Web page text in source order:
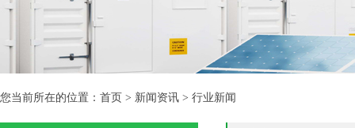
您当前所在的位置：首页 > 新闻资讯 > 行业新闻